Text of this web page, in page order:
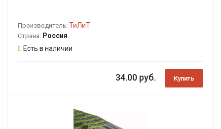
Производитель: ТиЛиТ
Страна: Россия
Есть в наличии
34.00 руб. Купить